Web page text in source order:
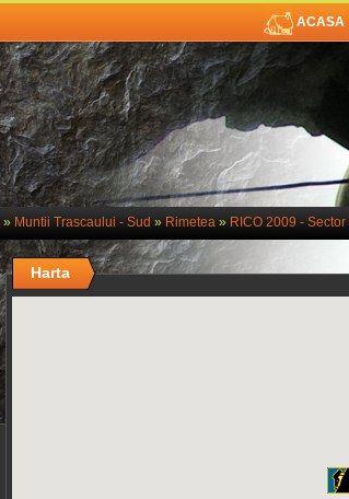
ACASA
» Muntii Trascaului - Sud » Rimetea» RICO 2009 - Sector II
Harta